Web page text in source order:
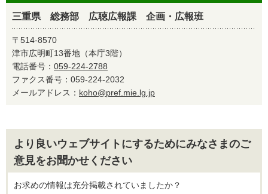
三重県 総務部 広聴広報課 企画・広報班
〒514-8570
津市広明町13番地（本庁3階）
電話番号： 059-224-2788
ファクス番号：059-224-2032
メールアドレス： koho@pref.mie.lg.jp
より良いウェブサイトにするためにみなさまのご
意見をお聞かせください
お求めの情報は充分掲載されていましたか？